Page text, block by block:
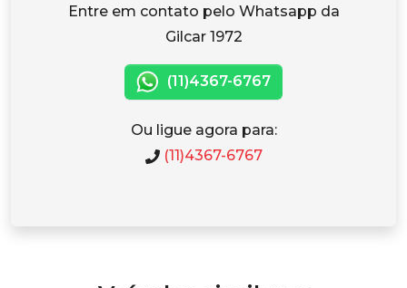
Entre em contato pelo Whatsapp da
Gilcar 1972
(11)4367-6767
Ou ligue agora para:
(11)4367-6767